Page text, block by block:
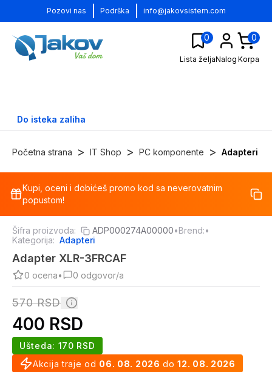
Pozovi nas Podrška info@jakovsistem.com
0
Lista željaNalog
0
Korpa
Do isteka zaliha
Početna strana > IT Shop > PC komponente > Adapteri
%
Kupi, oceni i dobićeš promo kod sa neverovatnim
popustom!
Šifra proizvoda: ADP000274A00000•Brend:•
Kategorija: Adapteri
Adapter XLR-3FRCAF
0 ocena• 0 odgovor/a
570RSD
400 RSD
Akcija traje od 06. 08. 2026 do 12. 08. 2026
Ušteda: 170 RSD